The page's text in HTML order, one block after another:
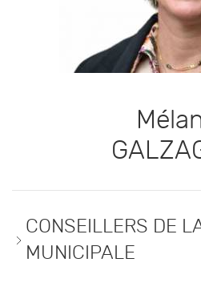
CONSEILLERS DE
MUNICIPALE